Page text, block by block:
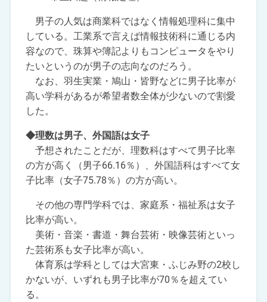
男子の人気は商業科ではなく情報処理科に集中
している。工業系で言えば情報技術科に通じる内
容なので、珠算や簿記よりもコンピュータをやり
たいというのが男子の志向なのだろう。
なお、羽生実業・鳩山・皆野などに男子比率が
高い学科があるが希望者数全体が少ないので割愛
した。
◆理数は男子、外国語は女子
予想されたことだが、理数科はすべて男子比率
の方が高く（男子66.16％）、外国語科はすべて女
子比率（女子75.78％）の方が高い。
その他の専門学科では、家庭系・福祉系は女子
比率が高い。
美術・音楽・書道・舞台芸術・映像芸術といっ
た芸術系も女子比率が高い。
体育系は学科としては大宮東・ふじみ野の2校し
かないが、いずれも男子比率が70％を超えてい
る。